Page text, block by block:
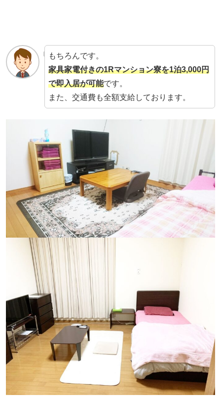
もちろんです。
家具家電付きの1Rマンション寮を1泊3,000円
で即入居が可能です。
また、交通費も全額支給しております。